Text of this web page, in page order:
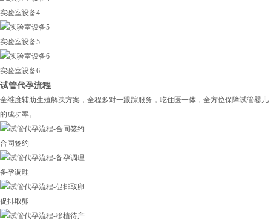
实验室设备4
实验室设备5
实验室设备6
试管代孕流程
全维度辅助生殖解决方案，全程多对一跟踪服务，吃住医一体，全方位保障试管婴儿
的成功率。
合同签约
备孕调理
促排取卵